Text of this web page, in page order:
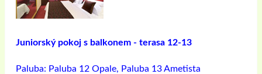
Juniorský pokoj s balkonem - terasa 12-13
Paluba: Paluba 12 Opale, Paluba 13 Ametista